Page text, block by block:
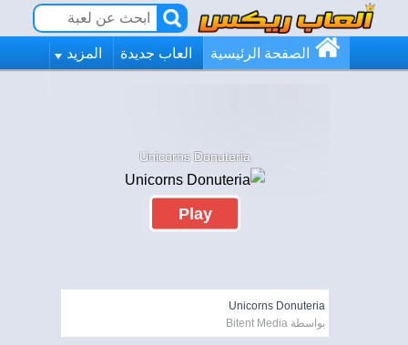
الصفحة الرئيسية العاب جديدة المزيد
Unicorns Donuteria
Play
Unicorns Donuteria
بواسطة Bitent Media